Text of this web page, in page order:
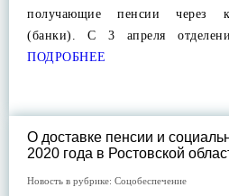
получающие пенсии через
(банки). С 3 апреля
ПОДРОБНЕЕ
О доставке пенсии и
2020 года в Ростовской
Новость в рубрике: Соцобеспечение